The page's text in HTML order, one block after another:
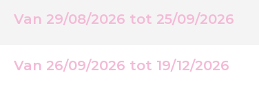
Van 29/08/2026 tot 25/09/2026
Van 26/09/2026 tot 19/12/2026